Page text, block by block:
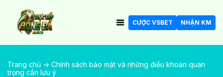
CƯỢC VSBET NHẬN KM
Trang chủ -> Chính sách bảo mật và những điều khoản quan
trọng cần lưu ý